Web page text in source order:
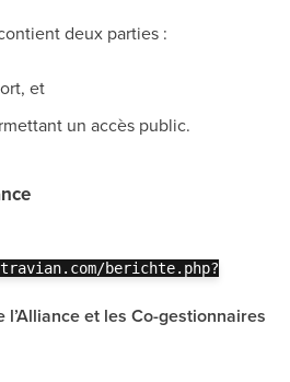
deux parties :
et
un accès public.
berichte.php?
l’Alliance et les Co-gestionnaires